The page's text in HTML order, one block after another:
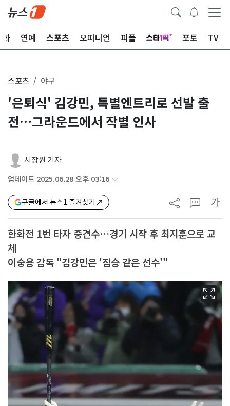
화 연예 스포츠 오피니언 피플 포토 TV
스포츠 야구
'은퇴식' 김강민, 특별엔트리로 선발 출
전…그라운드에서 작별 인사
서장원 기자
업데이트 2025.06.28 오후 03:16
구글에서 뉴스1 즐겨찾기 가
한화전 1번 타자 중견수…경기 시작 후 최지훈으로 교
체
이숭용 감독 "김강민은 '짐승 같은 선수'"